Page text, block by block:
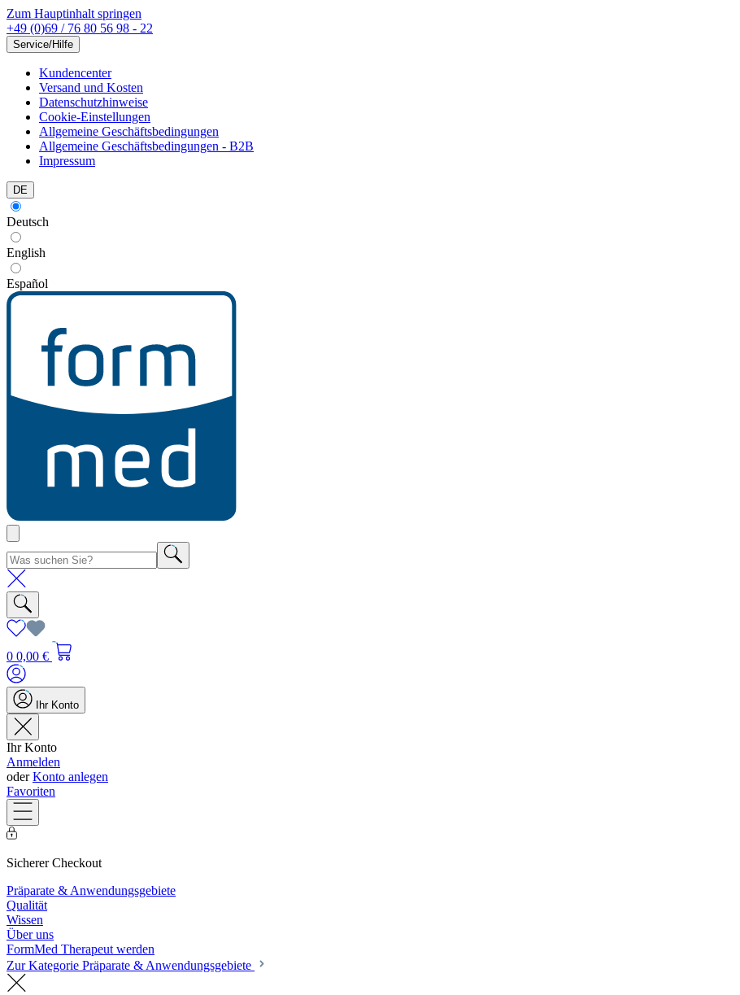
Zum Hauptinhalt springen
+49 (0)69 / 76 80 56 98 - 22
Service/Hilfe
Kundencenter
Versand und Kosten
Datenschutzhinweise
Cookie-Einstellungen
Allgemeine Geschäftsbedingungen
Allgemeine Geschäftsbedingungen - B2B
Impressum
DE
Deutsch
English
Español
0 0,00 €
Ihr Konto
Ihr Konto
Anmelden
oderKonto anlegen
Favoriten
Sicherer Checkout
Präparate & Anwendungsgebiete
Qualität
Wissen
Über uns
FormMed Therapeut werden
Zur Kategorie Präparate & Anwendungsgebiete